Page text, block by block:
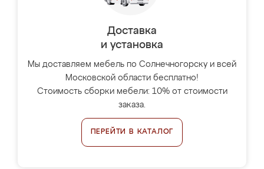
Доставка
и установка
Мы доставляем мебель по Солнечногорску и всей
Московской области бесплатно!
Стоимость сборки мебели: 10% от стоимости
заказа.
ПЕРЕЙТИ В КАТАЛОГ